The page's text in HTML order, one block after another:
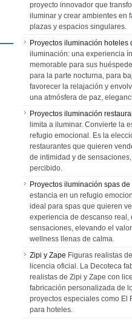
proyecto innovador que
iluminar y crear ambientes en
plazas y espacios singulares.
Proyectos iluminación hoteles
iluminación: una experiencia
memorable para sus
para la parte nocturna, para
favorecer la relajación y
una atmósfera de paz,
Proyectos iluminación
limita a iluminar. Convierte la
refugio emocional. Es la
restaurantes que quieren
de intimidad y de
percibido.
Proyectos iluminación spas
estancia en un refugio
ideal para spas que quieren
experiencia de descanso real,
sensaciones, elevando el
wellness llenas de calma.
Zipi y Zape Figuras realistas
licencia oficial. La Decoteca
realistas de Zipi y Zape con
fabricación personalizada de
proyectos especiales como El
para hoteles.